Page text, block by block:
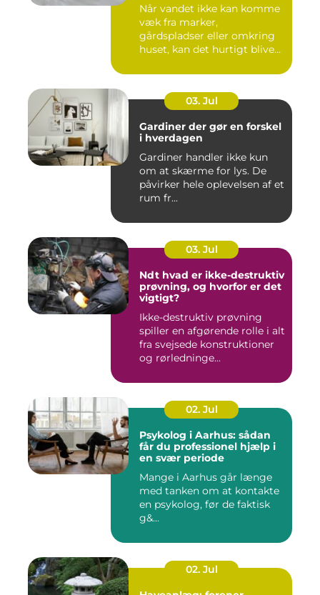
Når vandet ikke kan komme
væk fra marker,
gårdspladser eller omkring
huset, kan det hurtigt blive
03. Jul
Gardiner der gør en forskel
i hverdagen
Gardiner handler ikke kun
om at skærme for lys. De
påvirker hele oplevelsen af et
rum fr...
03. Jul
Ndt hvad er ikke-destruktiv
prøvning, og hvorfor er det
vigtigt?
Ikke-destruktiv prøvning
spiller en afgørende rolle i alt
fra svejsede konstruktioner
og rørledninge...
02. Jul
Psykolog i Aarhus: sådan
får du professionel hjælp i
en svær periode
Mange i Aarhus går længe
med tanken om at kontakte
en psykolog, før de faktisk
g&...
02. Jul